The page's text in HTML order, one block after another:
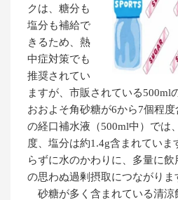
クは、糖分も
塩分も補給で
きるため、熱
中症対策でも
推奨されてい
ますが、市販されている500ml
おおよそ角砂糖が6から7個程
の経口補水液（500ml中）では
度、塩分は約1.4g含まれていま
らずに水のかわりに、多量に
の思わぬ過剰摂取につながりま
砂糖が多く含まれている清涼